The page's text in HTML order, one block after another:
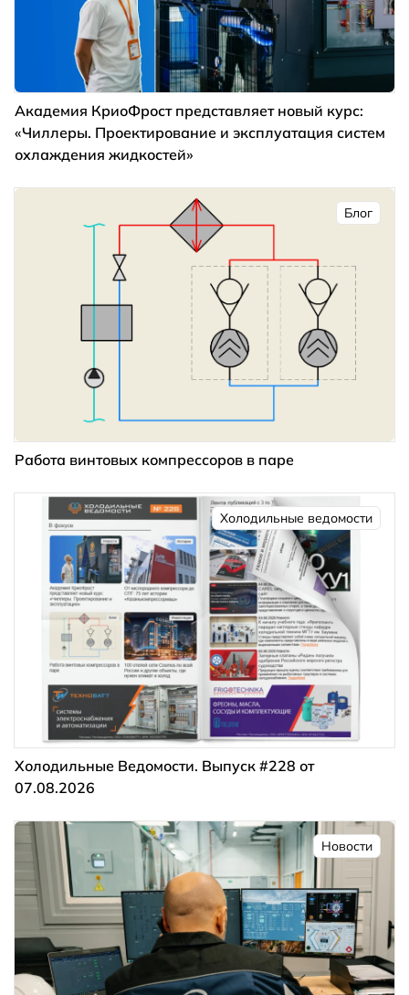
Академия КриоФрост представляет новый курс:
«Чиллеры. Проектирование и эксплуатация систем
охлаждения жидкостей»
Блог
Работа винтовых компрессоров в паре
Холодильные ведомости
Холодильные Ведомости. Выпуск #228 от
07.08.2026
Новости